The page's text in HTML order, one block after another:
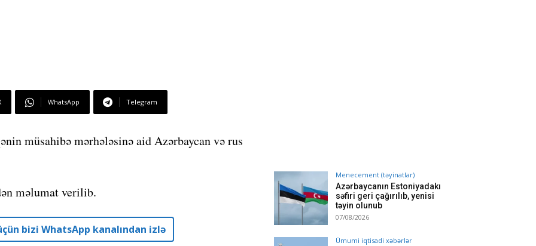
WhatsApp Telegram
müsahibə mərhələsinə aid Azərbaycan və rus
məlumat verilib.
bizi WhatsApp kanalından izlə
Menecement (təyinatlar)
Azərbaycanın Estoniyadakı
səfiri geri çağırılıb, yenisi
təyin olunub
07/08/2026
Ümumi iqtisadi xəbərlər